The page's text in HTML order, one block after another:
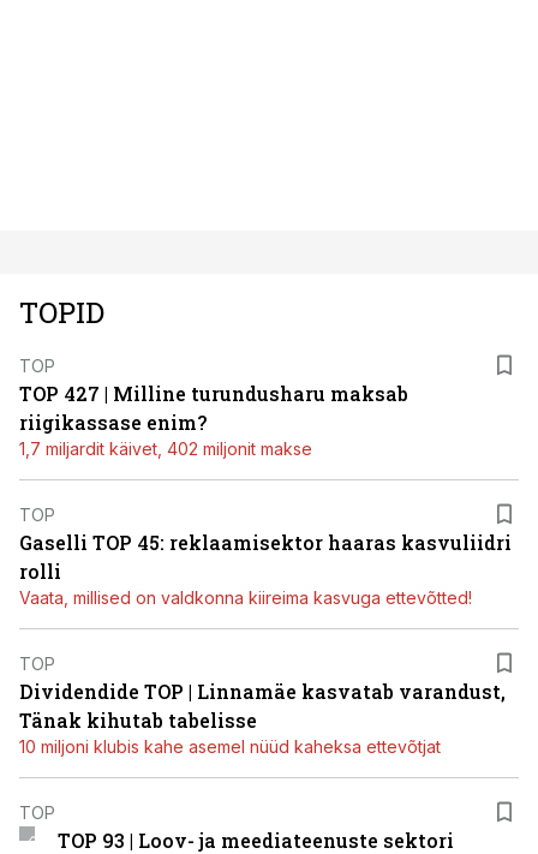
TOPID
TOP
TOP 427 | Milline turundusharu maksab
riigikassase enim?
1,7 miljardit käivet, 402 miljonit makse
TOP
Gaselli TOP 45: reklaamisektor haaras kasvuliidri
rolli
Vaata, millised on valdkonna kiireima kasvuga ettevõtted!
TOP
Dividendide TOP | Linnamäe kasvatab varandust,
Tänak kihutab tabelisse
10 miljoni klubis kahe asemel nüüd kaheksa ettevõtjat
TOP
TOP 93 | Loov- ja meediateenuste sektori